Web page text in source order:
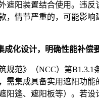
遮阳装置结合使用。违反
，情节严重的，可能影响
成化设计，明确性能补偿
规范》（NCC）第B1.3.1
需集成具备实用遮阳功能
阳篷、遮阳板等）。若设